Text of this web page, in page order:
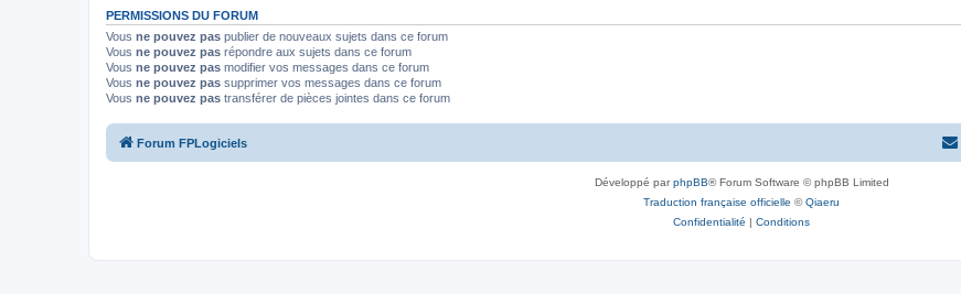
PERMISSIONS DU FORUM
Vous ne pouvez pas publier de nouveaux sujets dans ce forum
Vous ne pouvez pas répondre aux sujets dans ce forum
Vous ne pouvez pas modifier vos messages dans ce forum
Vous ne pouvez pas supprimer vos messages dans ce forum
Vous ne pouvez pas transférer de pièces jointes dans ce forum
Forum FPLogiciels
Développé parphpBB® Forum Software © phpBB Limited
Traduction française officielle ©Qiaeru
Confidentialité | Conditions